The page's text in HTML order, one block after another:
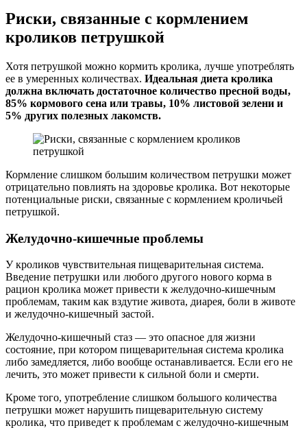
Риски, связанные с кормлением
кроликов петрушкой
Хотя петрушкой можно кормить кролика, лучше употреблять
ее в умеренных количествах. Идеальная диета кролика
должна включать достаточное количество пресной воды,
85% кормового сена или травы, 10% листовой зелени и
5% других полезных лакомств.
Кормление слишком большим количеством петрушки может
отрицательно повлиять на здоровье кролика. Вот некоторые
потенциальные риски, связанные с кормлением кроличьей
петрушкой.
Желудочно-кишечные проблемы
У кроликов чувствительная пищеварительная система.
Введение петрушки или любого другого нового корма в
рацион кролика может привести к желудочно-кишечным
проблемам, таким как вздутие живота, диарея, боли в животе
и желудочно-кишечный застой.
Желудочно-кишечный стаз — это опасное для жизни
состояние, при котором пищеварительная система кролика
либо замедляется, либо вообще останавливается. Если его не
лечить, это может привести к сильной боли и смерти.
Кроме того, употребление слишком большого количества
петрушки может нарушить пищеварительную систему
кролика, что приведет к проблемам с желудочно-кишечным